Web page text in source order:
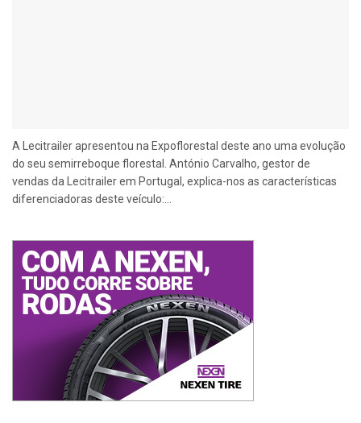
A Lecitrailer apresentou na Expoflorestal deste ano uma evolução
do seu semirreboque florestal. António Carvalho, gestor de
vendas da Lecitrailer em Portugal, explica-nos as características
diferenciadoras deste veículo:...